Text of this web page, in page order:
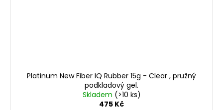
Platinum New Fiber IQ Rubber 15g - Clear , pružný
podkladový gel.
Skladem (>10 ks)
475 Kč